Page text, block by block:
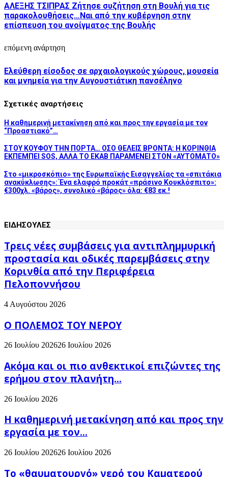
ΑΛΕΞΗΣ ΤΣΙΠΡΑΣ Ζήτησε συζήτηση στη Βουλή για τις
παρακολουθήσεις…Ναι από την κυβέρνηση στην
επίσπευση του ανοίγματος της Βουλής
επόμενη ανάρτηση
Ελεύθερη είσοδος σε αρχαιολογικούς χώρους, μουσεία
και μνημεία για την Αυγουστιάτικη πανσέληνο
Σχετικές αναρτήσεις
H καθημερινή μετακίνηση από και προς την εργασία με τον
“Προαστιακό”…
ΣΤΟΥ ΚΟΥΦΟΥ ΤΗΝ ΠΟΡΤΑ… ΟΣΟ ΘΕΛΕΙΣ ΒΡΟΝΤΑ: Η ΚΟΡΙΝΘΙΑ
ΕΚΠΕΜΠΕΙ SOS, ΑΛΛΑ ΤΟ ΕΚΑΒ ΠΑΡΑΜΕΝΕΙ ΣΤΟΝ «ΑΥΤΟΜΑΤΟ»
Στο «μικροσκόπιο» της Ευρωπαϊκής Εισαγγελίας τα «σπιτάκια
ανακύκλωσης»: Ένα ελαφρό προκάτ «πράσινο Κουκλόσπιτο»:
€300χλ. «βάρος», συνολικό «βάρος» όλα: €83 εκ.!
ΕΙΔΗΣΟΥΛΕΣ
Τρεις νέες συμβάσεις για αντιπλημμυρική
προστασία και οδικές παρεμβάσεις στην
Κορινθία από την Περιφέρεια
Πελοποννήσου
4 Αυγούστου 2026
Ο ΠΟΛΕΜΟΣ ΤΟΥ ΝΕΡΟΥ
26 Ιουλίου 202626 Ιουλίου 2026
Ακόμα και οι πιο ανθεκτικοί επιζώντες της
ερήμου στον πλανήτη...
26 Ιουλίου 2026
H καθημερινή μετακίνηση από και προς την
εργασία με τον...
26 Ιουλίου 202626 Ιουλίου 2026
Το «θαυματουργό» νερό του Καματερού